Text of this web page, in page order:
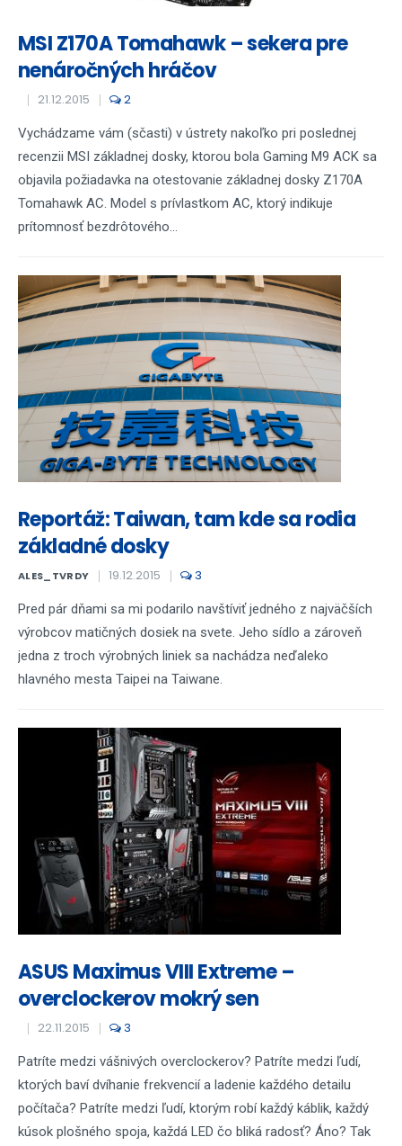
MSI Z170A Tomahawk – sekera pre
nenáročných hráčov
21.12.2015 2
Vychádzame vám (sčasti) v ústrety nakoľko pri poslednej
recenzii MSI základnej dosky, ktorou bola Gaming M9 ACK sa
objavila požiadavka na otestovanie základnej dosky Z170A
Tomahawk AC. Model s prívlastkom AC, ktorý indikuje
prítomnosť bezdrôtového...
Reportáž: Taiwan, tam kde sa rodia
základné dosky
ALES_TVRDY 19.12.2015 3
Pred pár dňami sa mi podarilo navštíviť jedného z najväčších
výrobcov matičných dosiek na svete. Jeho sídlo a zároveň
jedna z troch výrobných liniek sa nachádza neďaleko
hlavného mesta Taipei na Taiwane.
ASUS Maximus VIII Extreme –
overclockerov mokrý sen
22.11.2015 3
Patríte medzi vášnivých overclockerov? Patríte medzi ľudí,
ktorých baví dvíhanie frekvencií a ladenie každého detailu
počítača? Patríte medzi ľudí, ktorým robí každý káblik, každý
kúsok plošného spoja, každá LED čo bliká radosť? Áno? Tak